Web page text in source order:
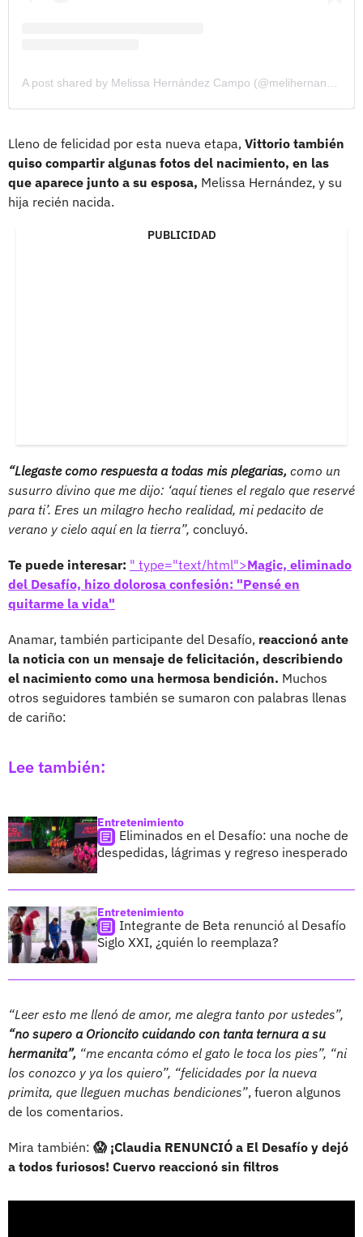
A post shared by Melissa Hernández Campo (@melihernandezc)
Lleno de felicidad por esta nueva etapa, Vittorio también
quiso compartir algunas fotos del nacimiento, en las
que aparece junto a su esposa, Melissa Hernández, y su
hija recién nacida.
PUBLICIDAD
“Llegaste como respuesta a todas mis plegarias, como un
susurro divino que me dijo: ‘aquí tienes el regalo que reservé
para ti’. Eres un milagro hecho realidad, mi pedacito de
verano y cielo aquí en la tierra”, concluyó.
Te puede interesar: " type="text/html">Magic, eliminado
del Desafío, hizo dolorosa confesión: "Pensé en
quitarme la vida"
Anamar, también participante del Desafío, reaccionó ante
la noticia con un mensaje de felicitación, describiendo
el nacimiento como una hermosa bendición. Muchos
otros seguidores también se sumaron con palabras llenas
de cariño:
Lee también:
Entretenimiento
Eliminados en el Desafío: una noche de
despedidas, lágrimas y regreso inesperado
Entretenimiento
Integrante de Beta renunció al Desafío
Siglo XXI, ¿quién lo reemplaza?
“Leer esto me llenó de amor, me alegra tanto por ustedes”,
“no supero a Orioncito cuidando con tanta ternura a su
hermanita”, “me encanta cómo el gato le toca los pies”, “ni
los conozco y ya los quiero”, “felicidades por la nueva
primita, que lleguen muchas bendiciones”, fueron algunos
de los comentarios.
Mira también: 😱 ¡Claudia RENUNCIÓ a El Desafío y dejó
a todos furiosos! Cuervo reaccionó sin filtros